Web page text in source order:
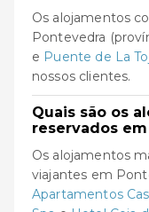
Os alojamentos
Pontevedra
e Puente de La
nossos clientes.
Quais são os
reservados
Os alojamentos
viajantes em
Apartamentos